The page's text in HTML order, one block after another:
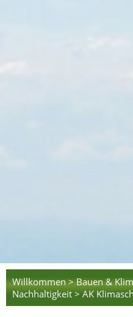
Willkommen > Bauen &
Nachhaltigkeit > AK